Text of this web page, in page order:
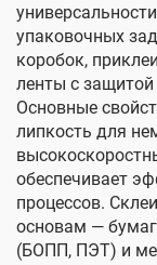
упаковочных
коробок,
ленты с
Основные
липкость для
обеспечивает
процессов.
основам —
(БОПП, ПЭТ) и